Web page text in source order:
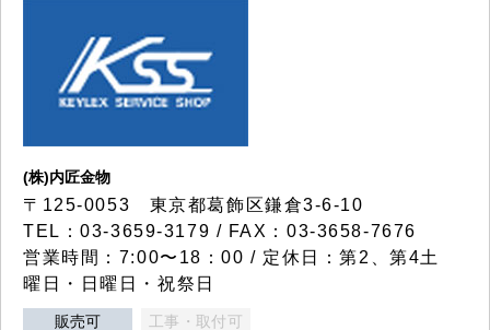
(株)内匠金物
〒125-0053 東京都葛飾区鎌倉3-6-10
TEL：03-3659-3179 / FAX：03-3658-7676
営業時間：7:00〜18：00 / 定休日：第2、第4土
曜日・日曜日・祝祭日
販売可 工事・取付可